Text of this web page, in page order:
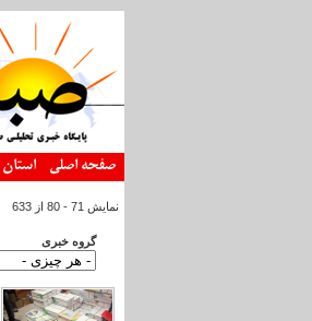
صفحه اصلی
نمایش 71 - 80 از 633
گروه خبری